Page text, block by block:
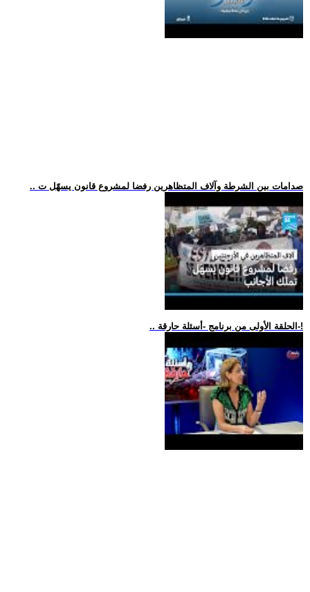
.. صدامات بين الشرطة وآلاف المتظاهرين رفضا لمشروع قانون يسهّل ت
.. الحلقة الأولى من برنامج -أسئلة حارقة-!